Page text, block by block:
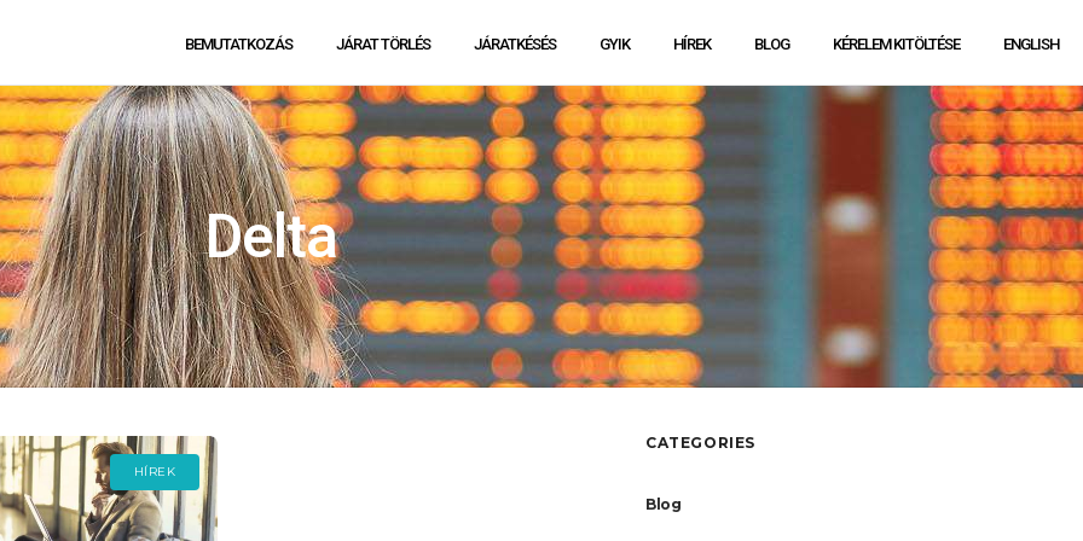
BEMUTATKOZÁS JÁRAT TÖRLÉS JÁRATKÉSÉS GYIK HÍREK BLOG KÉRELEM KITÖLTÉSE ENGLISH
Delta
HÍREK
CATEGORIES
Blog